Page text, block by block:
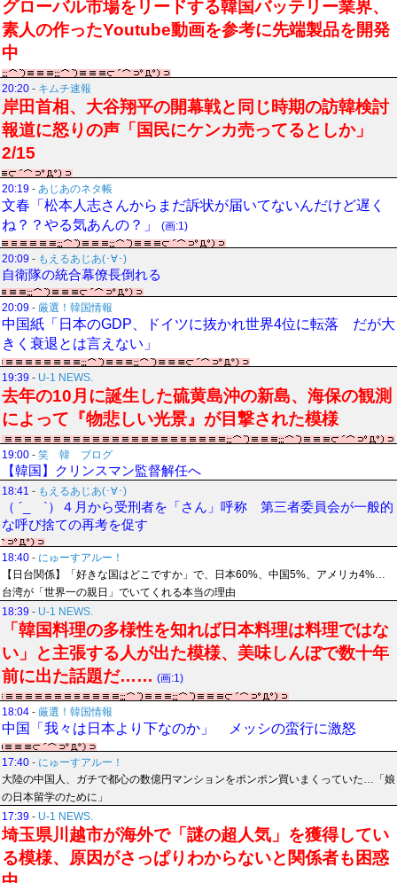
グローバル市場をリードする韓国バッテリー業界、
素人の作ったYoutube動画を参考に先端製品を開発
中
20:20 - キムチ速報
岸田首相、大谷翔平の開幕戦と同じ時期の訪韓検討
報道に怒りの声「国民にケンカ売ってるとしか」
2/15
20:19 - あじあのネタ帳
文春「松本人志さんからまだ訴状が届いてないんだけど遅く
ね？？やる気あんの？」
(画:1)
20:09 - もえるあじあ(･∀･)
自衛隊の統合幕僚長倒れる
20:09 - 厳選！韓国情報
中国紙「日本のGDP、ドイツに抜かれ世界4位に転落 だが大
きく衰退とは言えない」
19:39 - U-1 NEWS.
去年の10月に誕生した硫黄島沖の新島、海保の観測
によって『物悲しい光景』が目撃された模様
19:00 - 笑 韓 ブログ
【韓国】クリンスマン監督解任へ
18:41 - もえるあじあ(･∀･)
（ ´_ゝ`）４月から受刑者を「さん」呼称 第三者委員会が一般的
な呼び捨ての再考を促す
18:40 - にゅーすアルー！
【日台関係】「好きな国はどこですか」で、日本60%、中国5%、アメリカ4%…
台湾が「世界一の親日」でいてくれる本当の理由
18:39 - U-1 NEWS.
「韓国料理の多様性を知れば日本料理は料理ではな
い」と主張する人が出た模様、美味しんぼで数十年
前に出た話題だ…… (画:1)
18:04 - 厳選！韓国情報
中国「我々は日本より下なのか」 メッシの蛮行に激怒
17:40 - にゅーすアルー！
大陸の中国人、ガチで都心の数億円マンションをポンポン買いまくっていた…「娘
の日本留学のために」
17:39 - U-1 NEWS.
埼玉県川越市が海外で「謎の超人気」を獲得してい
る模様、原因がさっぱりわからないと関係者も困惑